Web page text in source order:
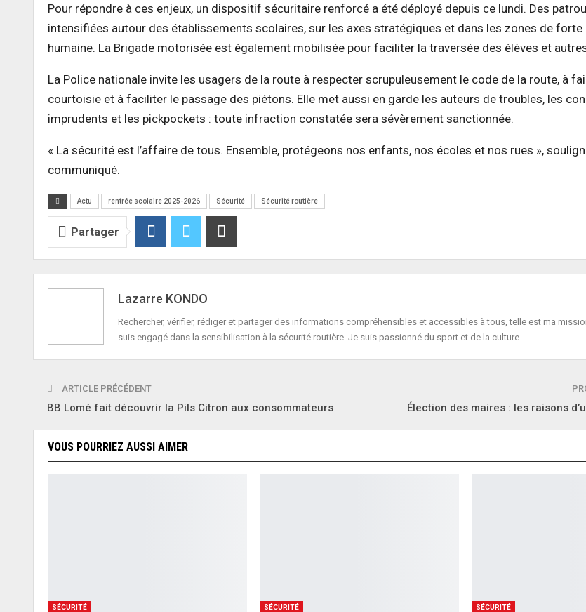
Pour répondre à ces enjeux, un dispositif sécuritaire renforcé a été déployé depuis ce lundi. Des
intensifiées autour des établissements scolaires, sur les axes stratégiques et dans les zones de
humaine. La Brigade motorisée est également mobilisée pour faciliter la traversée des élèves et
La Police nationale invite les usagers de la route à respecter scrupuleusement le code de la route, à
courtoisie et à faciliter le passage des piétons. Elle met aussi en garde les auteurs de troubles, les
imprudents et les pickpockets : toute infraction constatée sera sévèrement sanctionnée.
« La sécurité est l’affaire de tous. Ensemble, protégeons nos enfants, nos écoles et nos rues »,
communiqué.
Actu rentrée scolaire 2025-2026 Sécurité Sécurité routière
Partager
Lazarre KONDO
Rechercher, vérifier, rédiger et partager des informations compréhensibles et accessibles à tous, telle est ma
suis engagé dans la sensibilisation à la sécurité routière. Je suis passionné du sport et de la culture.
ARTICLE PRÉCÉDENT
BB Lomé fait découvrir la Pils Citron aux consommateurs Élection des maires : les raisons
VOUS POURRIEZ AUSSI AIMER
SÉCURITÉ SÉCURITÉ SÉCURITÉ